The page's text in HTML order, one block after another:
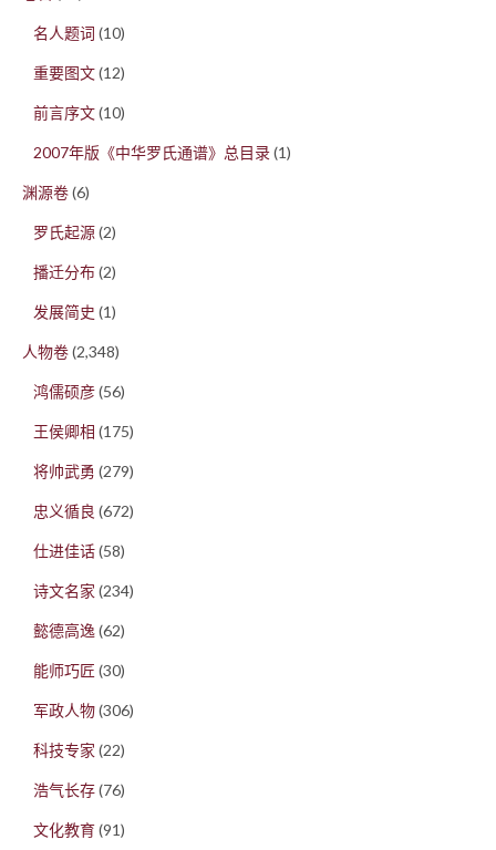
名人题词 (10)
重要图文(12)
前言序文(10)
2007年版《中华罗氏通谱》总目录(1)
渊源卷(6)
罗氏起源(2)
播迁分布(2)
发展简史 (1)
人物卷(2,348)
鸿儒硕彦(56)
王侯卿相 (175)
将帅武勇 (279)
忠义循良 (672)
仕进佳话(58)
诗文名家 (234)
懿德高逸(62)
能师巧匠 (30)
军政人物(306)
科技专家 (22)
浩气长存(76)
文化教育(91)